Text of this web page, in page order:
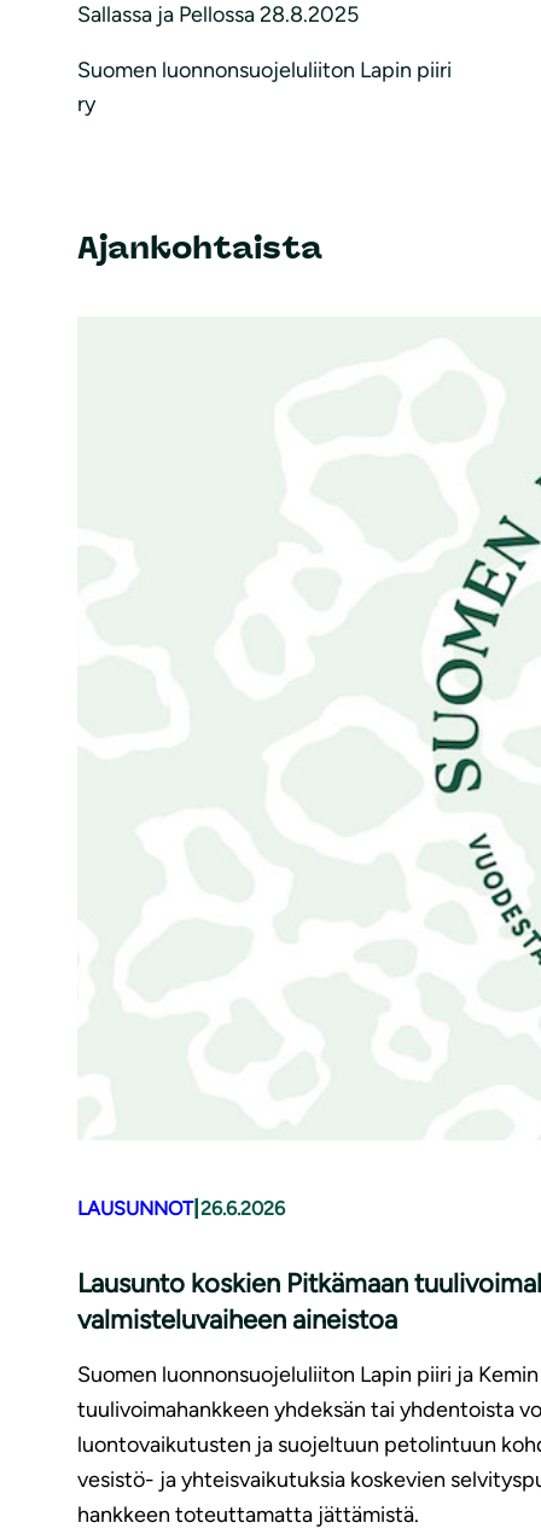
Sallassa ja Pellossa 28.8.2025
Suomen luonnonsuojeluliiton Lapin piiri
ry
Ajankohtaista
LAUSUNNOT| 26.6.2026
Lausunto koskien Pitkämaan
valmisteluvaiheen aineistoa
Suomen luonnonsuojeluliiton Lapin piiri ja
tuulivoimahankkeen yhdeksän tai yhdentoista
luontovaikutusten ja suojeltuun petolintuun
vesistö- ja yhteisvaikutuksia koskevien
hankkeen toteuttamatta jättämistä.